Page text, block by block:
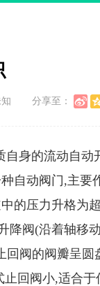
分享至：
身的流动自动
自动阀门,主
的压力升格为
降阀(沿着轴移
阀的阀瓣呈圆
回阀小,适合